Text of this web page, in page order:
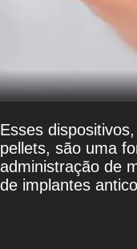
Esses
pellets, são uma
administração de
de implantes